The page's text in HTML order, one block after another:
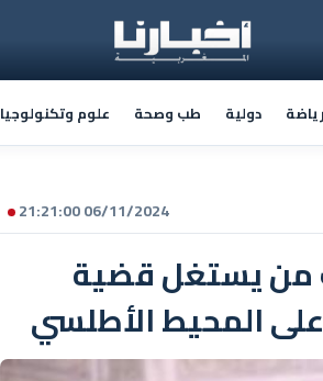
رياضة دولية طب وصحة علوم وتكنولوجيا
06/11/2024 21:21:00
من يستغل قضية
المحيط الأطلسي